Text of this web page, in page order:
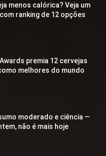
menos calórica? Veja um
ranking de 12 opções
premia 12 cervejas
melhores do mundo
moderado e ciência —
não é mais hoje